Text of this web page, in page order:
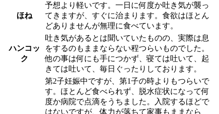
ほね
予想より軽いです。一日に何度か吐き気が襲っ
てきますが、すぐに治まります。食欲はほとん
どありませんが無理に食べています。
ハンコッ
ク
吐き気があるとは聞いていたものの、実際は息
をするのもままならない程つらいものでした。
他の事は何にも手につかず、寝ては吐いて、起
きては吐いて、毎日ぐったりしております。
第2子妊娠中ですが、第1子の時よりもつらいで
す。ほとんど食べられず、脱水症状になって何
度か病院で点滴をうちました。入院するほどで
はないですが、体力が落ちて家事もままなら